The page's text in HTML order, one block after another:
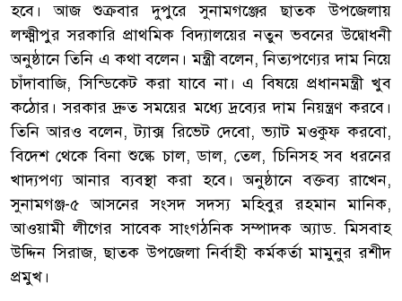
হবে। আজ শুক্রবার দুপুরে সুনামগঞ্জের ছাতক উপজেলায়
লক্ষ্মীপুর সরকারি প্রাথমিক বিদ্যালয়ের নতুন ভবনের উদ্বোধনী
অনুষ্ঠানে তিনি এ কথা বলেন। মন্ত্রী বলেন, নিত্যপণ্যের দাম নিয়ে
চাঁদাবাজি, সিন্ডিকেট করা যাবে না। এ বিষয়ে প্রধানমন্ত্রী খুব
কঠোর। সরকার দ্রুত সময়ের মধ্যে দ্রব্যের দাম নিয়ন্ত্রণ করবে।
তিনি আরও বলেন, ট্যাক্স রিভেট দেবো, ভ্যাট মওকুফ করবো,
বিদেশ থেকে বিনা শুল্কে চাল, ডাল, তেল, চিনিসহ সব ধরনের
খাদ্যপণ্য আনার ব্যবস্থা করা হবে। অনুষ্ঠানে বক্তব্য রাখেন,
সুনামগঞ্জ-৫ আসনের সংসদ সদস্য মহিবুর রহমান মানিক,
আওয়ামী লীগের সাবেক সাংগঠনিক সম্পাদক অ্যাড. মিসবাহ
উদ্দিন সিরাজ, ছাতক উপজেলা নির্বাহী কর্মকর্তা মামুনুর রশীদ
প্রমুখ।